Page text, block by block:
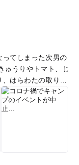
ってしまった次男の
はらわたの取り方
るという盛り沢山